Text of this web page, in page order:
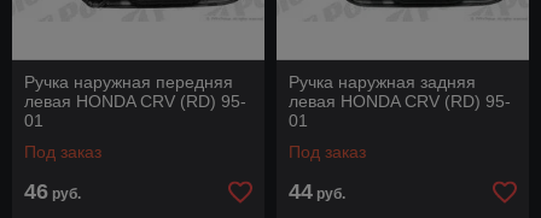
Ручка наружная передняя
левая HONDA CRV (RD) 95-
01
Под заказ
46 руб.
Ручка наружная задняя
левая HONDA CRV (RD) 95-
01
Под заказ
44 руб.